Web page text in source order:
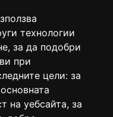
технологии
за да подобри
при
цели: за
на уебсайта, за